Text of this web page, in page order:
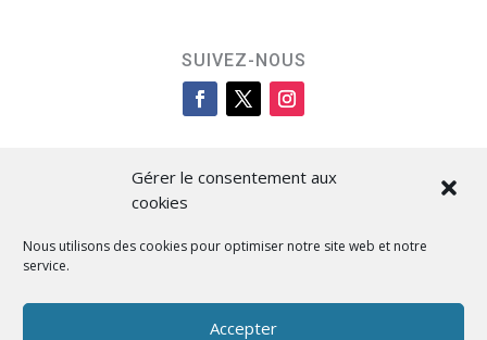
Gérer le consentement aux
cookies
Nous utilisons des cookies pour optimiser notre site web et notre
service.
Accepter
SUIVEZ-NOUS
Cità di L’Isula